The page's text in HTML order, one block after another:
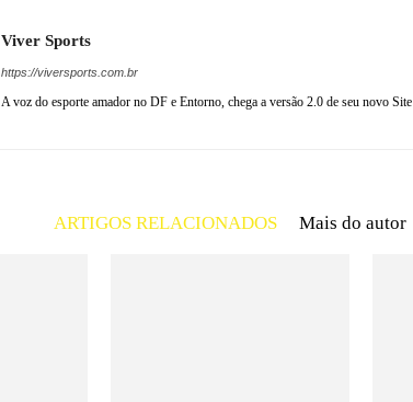
Viver Sports
https://viversports.com.br
A voz do esporte amador no DF e Entorno, chega a versão 2.0 de seu novo Site
ARTIGOS RELACIONADOS Mais do autor